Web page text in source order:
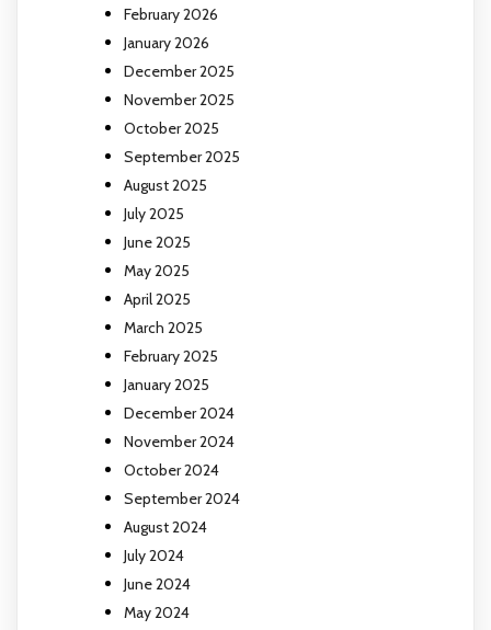
February 2026
January 2026
December 2025
November 2025
October 2025
September 2025
August 2025
July 2025
June 2025
May 2025
April 2025
March 2025
February 2025
January 2025
December 2024
November 2024
October 2024
September 2024
August 2024
July 2024
June 2024
May 2024